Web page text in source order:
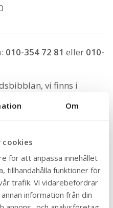
Om
cookies
för att anpassa innehållet
tillhandahålla funktioner för
trafik. Vi vidarebefordrar
information från din
010-354 72 81 eller 010-
vi finns i